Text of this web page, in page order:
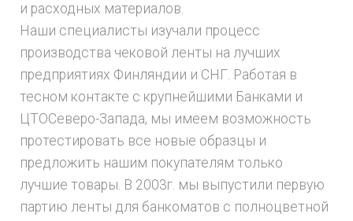
и расходных материалов.
Наши специалисты изучали процесс
производства чековой ленты на лучших
предприятиях Финляндии и СНГ. Работая в
тесном контакте с крупнейшими Банками и
ЦТОСеверо-Запада, мы имеем возможность
протестировать все новые образцы и
предложить нашим покупателям только
лучшие товары. В 2003г. мы выпустили первую
партию ленты для банкоматов с полноцветной